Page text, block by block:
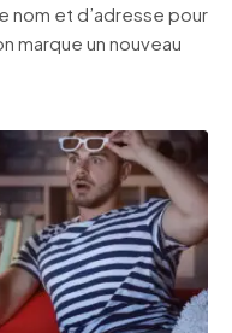
nom et d’adresse pour
marque un nouveau